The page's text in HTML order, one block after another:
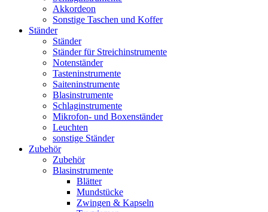
Akkordeon
Sonstige Taschen und Koffer
Ständer
Ständer
Ständer für Streichinstrumente
Notenständer
Tasteninstrumente
Saiteninstrumente
Blasinstrumente
Schlaginstrumente
Mikrofon- und Boxenständer
Leuchten
sonstige Ständer
Zubehör
Zubehör
Blasinstrumente
Blätter
Mundstücke
Zwingen & Kapseln